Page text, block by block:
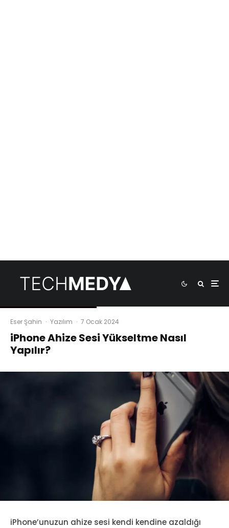
Eser Şahin · Yazılım · 7 Ocak 2024
iPhone Ahize Sesi Yükseltme Nasıl
Yapılır?
iPhone’unuzun ahize sesi kendi kendine azaldığı